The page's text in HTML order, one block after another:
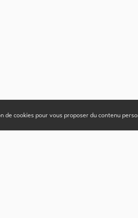
cookies pour vous proposer du contenu